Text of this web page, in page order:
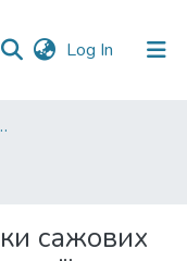
Log In (current)
технологій
сажових